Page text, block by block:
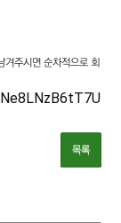
겨주시면 순차적으로 회
목록